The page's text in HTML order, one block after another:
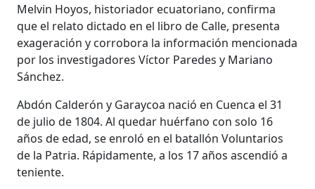
Melvin Hoyos, historiador ecuatoriano, confirma
que el relato dictado en el libro de Calle, presenta
exageración y corrobora la información mencionada
por los investigadores Víctor Paredes y Mariano
Sánchez.
Abdón Calderón y Garaycoa nació en Cuenca el 31
de julio de 1804. Al quedar huérfano con solo 16
años de edad, se enroló en el batallón Voluntarios
de la Patria. Rápidamente, a los 17 años ascendió a
teniente.